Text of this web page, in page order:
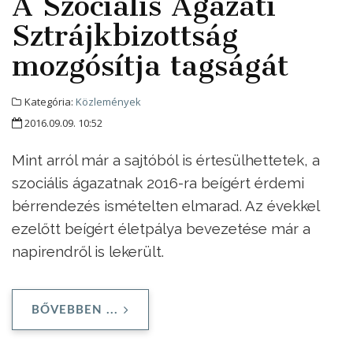
Sztrájkbizottság
mozgósítja tagságát
Kategória: Közlemények
2016.09.09. 10:52
Mint arról már a sajtóból is értesülhettetek, a
szociális ágazatnak 2016-ra beígért érdemi
bérrendezés ismételten elmarad. Az évekkel
ezelőtt beígért életpálya bevezetése már a
napirendről is lekerült.
BŐVEBBEN ...